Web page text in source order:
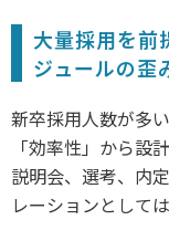
大量採用を前
ジュールの歪
新卒採用人数が多
「効率性」から設
説明会、選考、内
レーションとして